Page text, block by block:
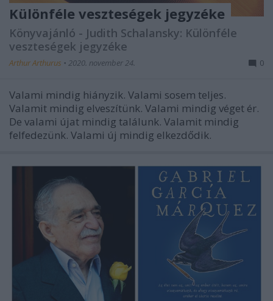
Különféle veszteségek jegyzéke
Könyvajánló - Judith Schalansky: Különféle
veszteségek jegyzéke
Arthur Arthurus • 2020. november 24. 0
Valami mindig hiányzik. Valami sosem teljes.
Valamit mindig elveszítünk. Valami mindig véget ér.
De valami újat mindig találunk. Valamit mindig
felfedezünk. Valami új mindig elkezdődik.